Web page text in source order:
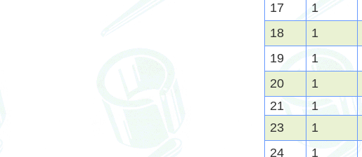
17
1
18
1
19
1
20
1
21
1
23
1
24
1